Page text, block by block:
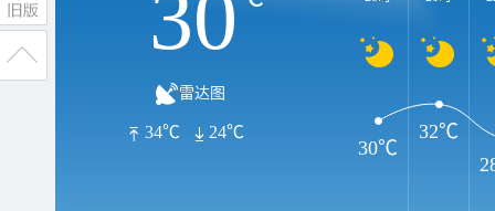
雷达图
34℃ 24℃
30℃
32℃